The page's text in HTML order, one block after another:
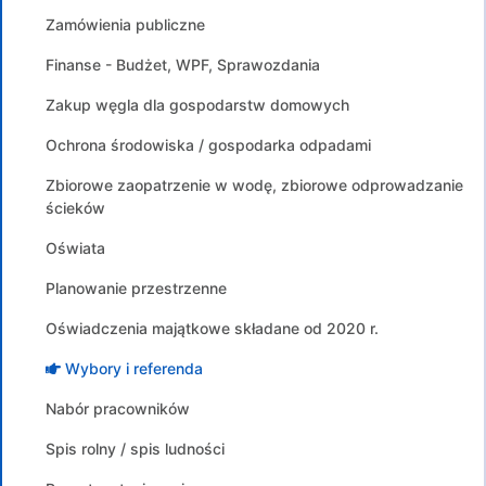
Zamówienia publiczne
Finanse - Budżet, WPF, Sprawozdania
Zakup węgla dla gospodarstw domowych
Ochrona środowiska / gospodarka odpadami
Zbiorowe zaopatrzenie w wodę, zbiorowe odprowadzanie
ścieków
Oświata
Planowanie przestrzenne
Oświadczenia majątkowe składane od 2020 r.
Wybory i referenda
Nabór pracowników
Spis rolny / spis ludności